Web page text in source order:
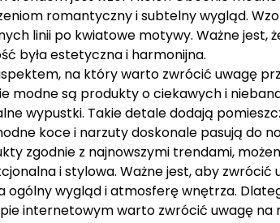
romantyczny i subtelny wygląd.
linii po kwiatowe motywy. Ważne jest,
była estetyczna i harmonijna.
na który warto zwrócić uwagę
modne są produkty o ciekawych i
wypustki. Takie detale dodają
koce i narzuty doskonale pasują do
zgodnie z najnowszymi trendami,
i stylowa. Ważne jest, aby zwrócić
ogólny wygląd i atmosferę wnętrza.
internetowym warto zwrócić uwagę na